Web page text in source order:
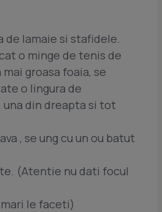
de lamaie si stafidele.
o minge de tenis de
groasa foaia, se
o lingura de
din dreapta si tot
, se ung cu un ou batut
(Atentie nu dati focul
le faceti)